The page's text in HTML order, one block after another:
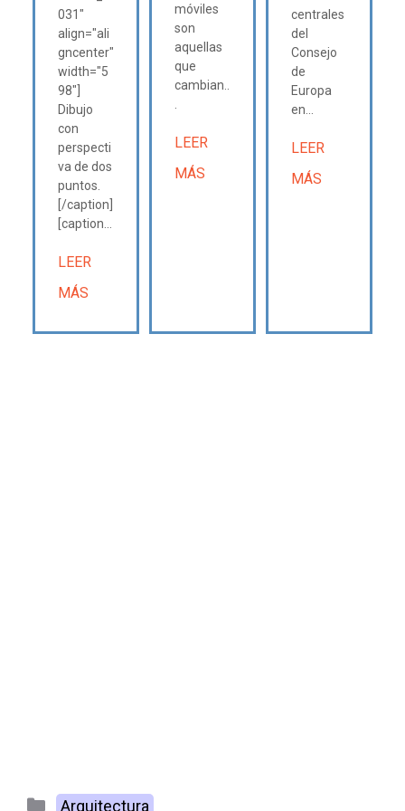
031"
align="ali
gncenter"
width="5
98"]
Dibujo
con
perspecti
va de dos
puntos.
[/caption]
[caption...
LEER
MÁS
móviles
son
aquellas
que
cambian..
LEER
MÁS
centrales
del
Consejo
de
Europa
en...
LEER
MÁS
Categorías
Arquitectura